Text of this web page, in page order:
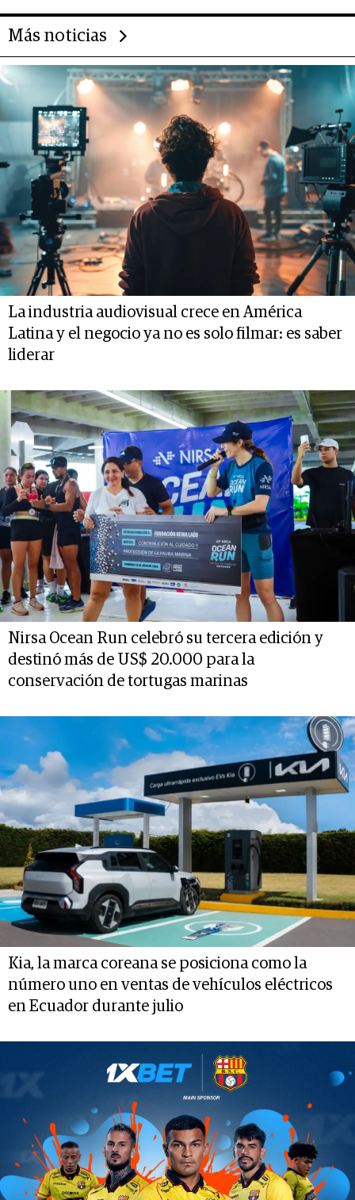
Más noticias
La industria audiovisual crece en América
Latina y el negocio ya no es solo filmar: es saber
liderar
Nirsa Ocean Run celebró su tercera edición y
destinó más de US$ 20.000 para la
conservación de tortugas marinas
Kia, la marca coreana se posiciona como la
número uno en ventas de vehículos eléctricos
en Ecuador durante julio